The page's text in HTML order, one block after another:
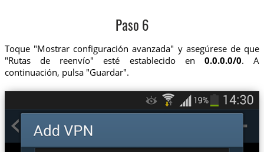
Paso 6
Toque "Mostrar configuración avanzada" y asegúrese de que
"Rutas de reenvío" esté establecido en0.0.0.0/0. A
continuación, pulsa "Guardar".